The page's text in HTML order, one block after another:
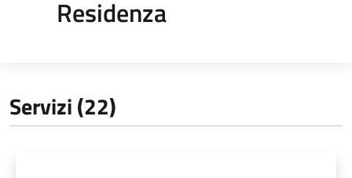
Residenza
Servizi (22)